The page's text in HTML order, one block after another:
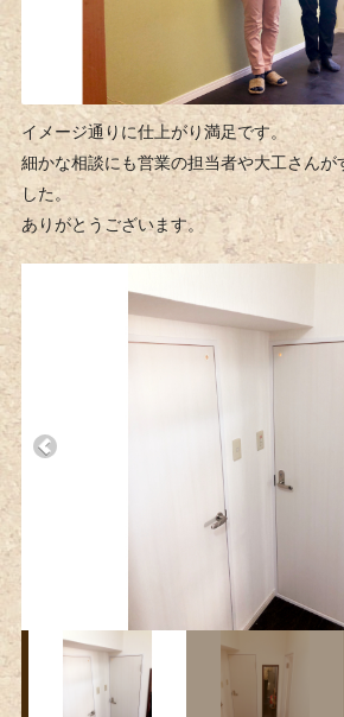
イメージ通りに仕上がり満足です。
細かな相談にも営業の担当者や大工さんが
した。
ありがとうございます。